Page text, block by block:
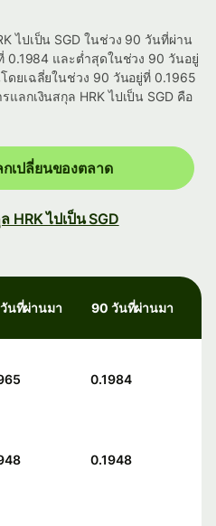
ไปเป็น SGD ในช่วง 90 วันที่ผ่าน
0.1984 และต่ำสุดในช่วง 90 วันอยู่
ดยเฉลี่ยในช่วง 90 วันอยู่ที่ 0.1965
ลกเงินสกุล HRK ไปเป็น SGD คือ
เปลี่ยนของตลาด
HRK ไปเป็น SGD
นที่ผ่านมา 90 วันที่ผ่านมา
0.1984
0.1948